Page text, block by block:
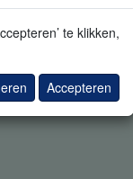
te klikken,
Accepteren